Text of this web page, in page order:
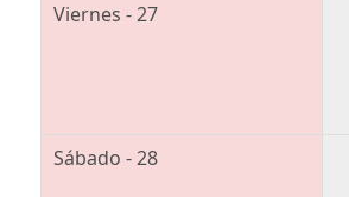
Viernes - 27
Sábado - 28